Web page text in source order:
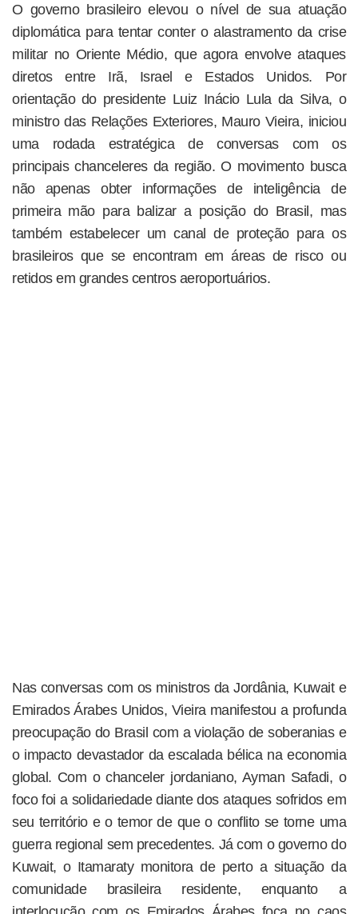
O governo brasileiro elevou o nível de sua atuação
diplomática para tentar conter o alastramento da crise
militar no Oriente Médio, que agora envolve ataques
diretos entre Irã, Israel e Estados Unidos. Por
orientação do presidente Luiz Inácio Lula da Silva, o
ministro das Relações Exteriores, Mauro Vieira, iniciou
uma rodada estratégica de conversas com os
principais chanceleres da região. O movimento busca
não apenas obter informações de inteligência de
primeira mão para balizar a posição do Brasil, mas
também estabelecer um canal de proteção para os
brasileiros que se encontram em áreas de risco ou
retidos em grandes centros aeroportuários.
Nas conversas com os ministros da Jordânia, Kuwait e
Emirados Árabes Unidos, Vieira manifestou a profunda
preocupação do Brasil com a violação de soberanias e
o impacto devastador da escalada bélica na economia
global. Com o chanceler jordaniano, Ayman Safadi, o
foco foi a solidariedade diante dos ataques sofridos em
seu território e o temor de que o conflito se torne uma
guerra regional sem precedentes. Já com o governo do
Kuwait, o Itamaraty monitora de perto a situação da
comunidade brasileira residente, enquanto a